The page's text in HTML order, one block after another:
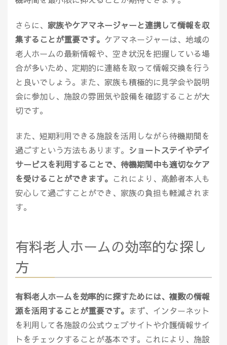
さらに、 家族やケアマネージャーと連携して情報を収
集することが重要です。 ケアマネージャーは、地域の
老人ホームの最新情報や、空き状況を把握している場
合が多いため、定期的に連絡を取って情報交換を行う
と良いでしょう。また、家族も積極的に見学会や説明
会に参加し、施設の雰囲気や設備を確認することが大
切です。
また、短期利用できる施設を活用しながら待機期間を
過ごすという方法もあります。 ショートステイやデイ
サービスを利用することで、待機期間中も適切なケア
を受けることができます。 これにより、高齢者本人も
安心して過ごすことができ、家族の負担も軽減されま
す。
有料老人ホームの効率的な探し
方
有料老人ホームを効率的に探すためには、複数の情報
源を活用することが重要です。 まず、インターネット
を利用して各施設の公式ウェブサイトや介護情報サイ
トをチェックすることが基本です。これにより、施設